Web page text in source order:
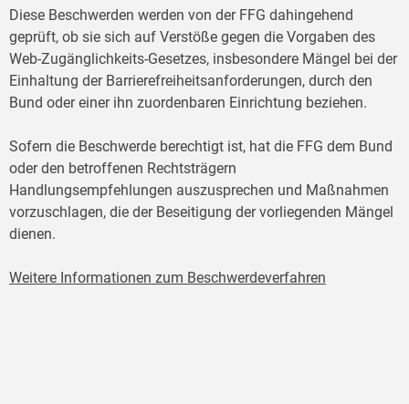
Diese Beschwerden werden von der FFG dahingehend
geprüft, ob sie sich auf Verstöße gegen die Vorgaben des
Web-Zugänglichkeits-Gesetzes, insbesondere Mängel bei der
Einhaltung der Barrierefreiheitsanforderungen, durch den
Bund oder einer ihn zuordenbaren Einrichtung beziehen.
Sofern die Beschwerde berechtigt ist, hat die FFG dem Bund
oder den betroffenen Rechtsträgern
Handlungsempfehlungen auszusprechen und Maßnahmen
vorzuschlagen, die der Beseitigung der vorliegenden Mängel
dienen.
Weitere Informationen zum Beschwerdeverfahren